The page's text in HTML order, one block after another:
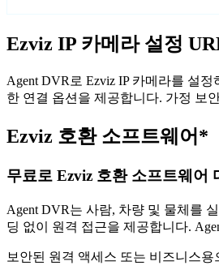
Ezviz IP 카메라 설정
Agent DVR로 Ezviz IP 카메라를 설
한 연결 옵션을 제공합니다. 가정 보
Ezviz 호환 소프트웨어*
무료로 Ezviz 호환 소프트웨어
Agent DVR는 사람, 차량 및 물체를
딩 없이 원격 접근을 제공합니다.
보안된 원격 액세스 또는 비즈니스용